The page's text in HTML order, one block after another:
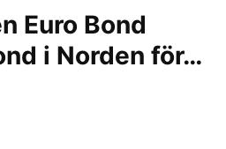
Euro Bond
i Norden för…